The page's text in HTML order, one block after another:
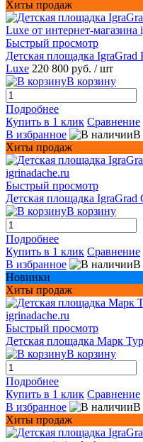
Хиты продаж
Быстрый просмотр
Детская площадка
Luxe 220 800 руб. / шт
В корзину
Подробнее
Купить в 1 клик Сравнение
В избранное
В
Хиты продаж
Быстрый просмотр
Детская площадка IgraGrad
В корзину
Подробнее
Купить в 1 клик Сравнение
В избранное
В
Новинки
Хиты продаж
Быстрый просмотр
Детская площадка Марк
В корзину
Подробнее
Купить в 1 клик Сравнение
В избранное
В
Хиты продаж